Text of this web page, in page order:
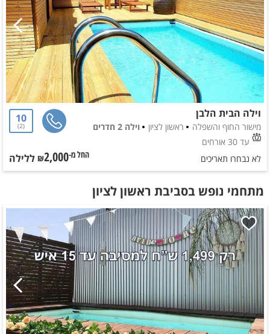
וילה הבית הלבן
מישור החוף והשפלה ראשון לציון
וילה 2 חדרים
עד 30 אורחים
10
2
לא נבחרו תאריכים החל מ-₪2,000 ללילה
מתחמי נופש בסביבת ראשון לציון